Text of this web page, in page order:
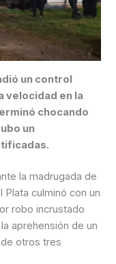
un control
velocidad en la
chocando
un
la madrugada de
culminó con un
robo incrustado
aprehensión de un
otros tres